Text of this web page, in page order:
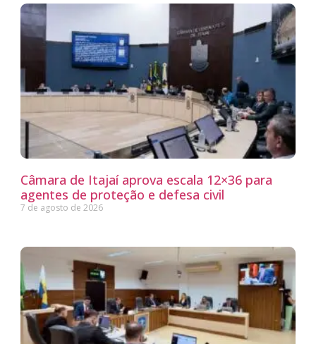
Câmara de Itajaí aprova escala 12×36 para
agentes de proteção e defesa civil
7 de agosto de 2026